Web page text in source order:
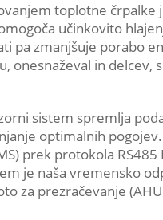
toplotne črpalke
učinkovito
pa zmanjšuje porabo
onesnaževal in delcev,
sistem spremlja
optimalnih
prek protokola
je naša vremensko
za prezračevanje